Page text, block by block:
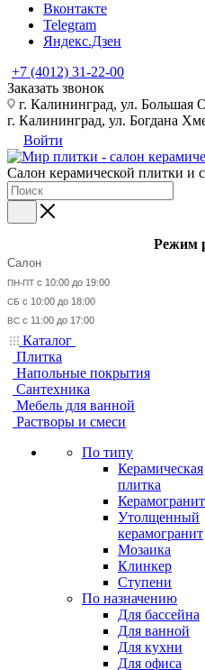
Вконтакте
Telegram
Яндекс.Дзен
+7 (4012) 31-22-00
Заказать звонок
г. Калининград, ул. Большая
г. Калининград, ул. Богдана
Войти
Салон керамической плитки и
Режим
Салон
ПН-ПТ с 10:00 до 19:00
СБ с 10:00 до 18:00
ВС с 11:00 до 17:00
Каталог
Плитка
Напольные покрытия
Сантехника
Мебель для ванной
Растворы и смеси
По типу
Керамическая
плитка
Керамогранит
Утолщенный
керамогранит
Мозаика
Клинкер
Ступени
По назначению
Для бассейна
Для ванной
Для кухни
Для офиса